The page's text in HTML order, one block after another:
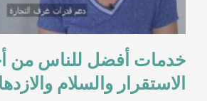
خدمات أفضل للناس من
الاستقرار والسلام